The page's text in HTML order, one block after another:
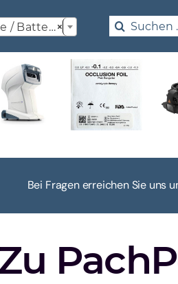
×
Batterien
Search
Bei Fragen erreichen Sie uns